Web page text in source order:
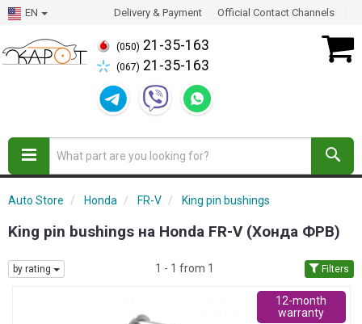
EN Delivery & Payment Official Contact Channels
(050) 21-35-163
(067) 21-35-163
Auto Store Honda FR-V King pin bushings
King pin bushings на Honda FR-V (Хонда ФРВ)
by rating 1 - 1 from 1 Filters
12-month
warranty